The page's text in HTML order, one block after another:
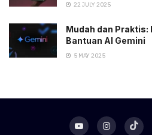
22 JULY 2025
Mudah dan Praktis:
Bantuan AI Gemini
5 MAY 2025